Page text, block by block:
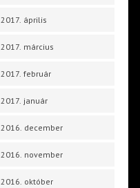
2017. április
2017. március
2017. február
2017. január
2016. december
2016. november
2016. október